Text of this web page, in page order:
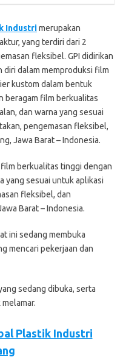
Industrimerupakan
yang terdiri dari 2
fleksibel. GPI didirikan
diri dalam memproduksi film
kustom dalam bentuk
beragam film berkualitas
dan warna yang sesuai
pengemasan fleksibel,
Jawa Barat – Indonesia.
berkualitas tinggi dengan
yang sesuai untuk aplikasi
fleksibel, dan
Barat – Indonesia.
іnі ѕеdаng mеmbukа
mеnсаrі реkеrjааn dаn
уаng ѕеdаng dіbukа, ѕеrtа
mеlаmаr.
Plastik Industri